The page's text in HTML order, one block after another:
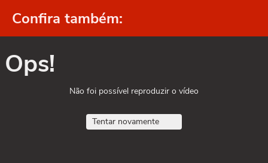
Confira também:
Ops!
Não foi possível reproduzir o vídeo
Tentar novamente